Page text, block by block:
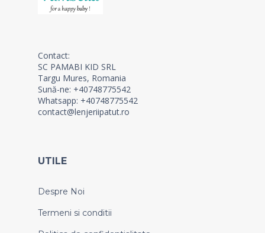
Contact:
SC PAMABI KID SRL
Targu Mures, Romania
Sună-ne: +40748775542
Whatsapp: +40748775542
contact@lenjeriipatut.ro
UTILE
Despre Noi
Termeni si conditii